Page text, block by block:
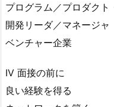
プログラム／プロダクト
開発リーダ／マネージャ
ベンチャー企業
IV 面接の前に
良い経験を得る